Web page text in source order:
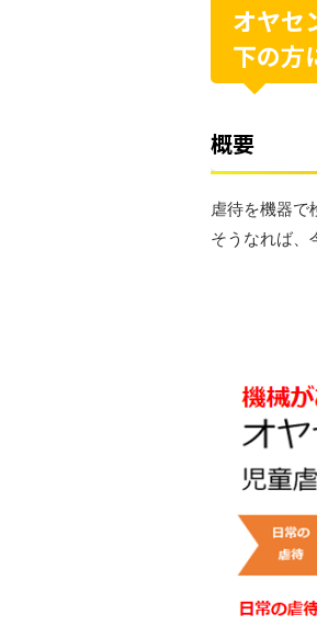
オヤセ
下の方
概要
虐待を機器で
そうなれば、